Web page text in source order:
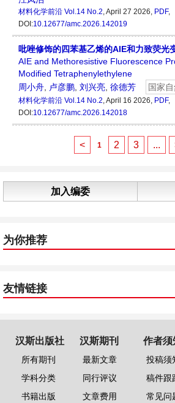
材料化学前沿 Vol.14 No.2, April 27 2026, PDF,
DOI:10.12677/amc.2026.142019
吡唑修饰的四苯基乙烯的AIE和力致荧光
AIE and Methoresistive Fluorescence
Modified Tetraphenylethylene
周小舟
卢彦鹏 刘兴亮 徐德芳 国家
材料化学前沿 Vol.14 No.2, April 16 2026, PDF,
DOI:10.12677/amc.2026.142018
< 1 2 3 ...
加入编委
为你推荐
友情链接
汉斯出版社
所有期刊
学科分类
书籍出版
汉斯期刊
最新文章
同行评议
文章费用
作者须
投稿须
稿件跟
常见问